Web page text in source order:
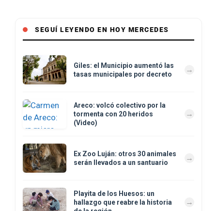
SEGUÍ LEYENDO EN HOY MERCEDES
Giles: el Municipio aumentó las
tasas municipales por decreto
Areco: volcó colectivo por la
tormenta con 20 heridos
(Video)
Ex Zoo Luján: otros 30 animales
serán llevados a un santuario
Playita de los Huesos: un
hallazgo que reabre la historia